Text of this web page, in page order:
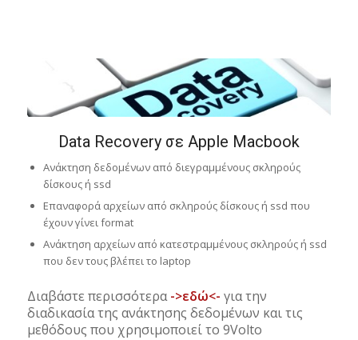
Data Recovery σε Apple Macbook
Ανάκτηση δεδομένων από διεγραμμένους σκληρούς
δίσκους ή ssd
Επαναφορά αρχείων από σκληρούς δίσκους ή ssd που
έχουν γίνει format
Ανάκτηση αρχείων από κατεστραμμένους σκληρούς ή ssd
που δεν τους βλέπει το laptop
Διαβάστε περισσότερα->εδώ<- για την
διαδικασία της ανάκτησης δεδομένων και τις
μεθόδους που χρησιμοποιεί το 9Volto